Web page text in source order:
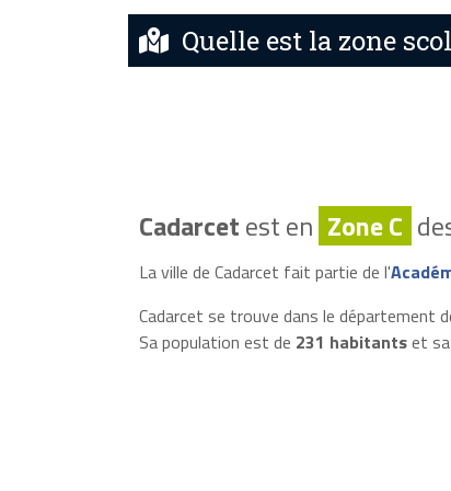
Quelle est la zone
Cadarcetest en Zone C
La ville de Cadarcet fait partie de l'
Cadarcet se trouve dans le département
Sa population est de 231 habitantset sa